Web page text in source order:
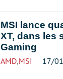
MSI lance
XT, dans les
Gaming
AMD,MSI 17/